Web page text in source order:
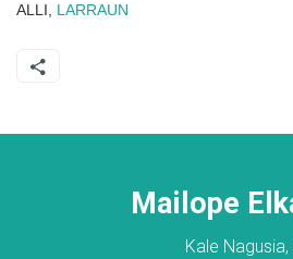
ALLI, LARRAUN
Mailope
Kale Nagusia,